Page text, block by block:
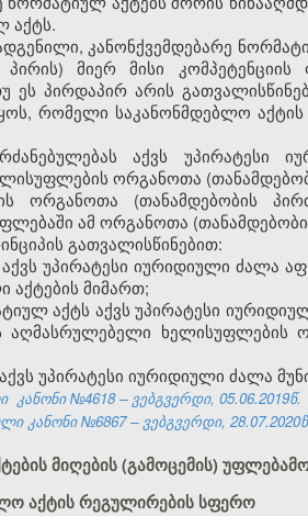
აქტს.
კანონქვემდებარე
პირის) მიერ მისი
ეს პირდაპირ არის
რომელი საკანონმდებლო
აქვს უპირატესი
ორგანოთა
ორგანოთა (თანამდებობის
ამ ორგანოთა
გათვალისწინებით:
უპირატესი იურიდიული ძალა
აქტების მიმართ;
აქტს აქვს უპირატესი
აღმასრულებელი ხელისუფლების
უპირატესი იურიდიული ძალა
№4618 – ვებგვერდი, 05.06.2019წ.
კანონი №6867 – ვებგვერდი,
მიღების (გამოცემის)
აქტის რეგულირების სფერო